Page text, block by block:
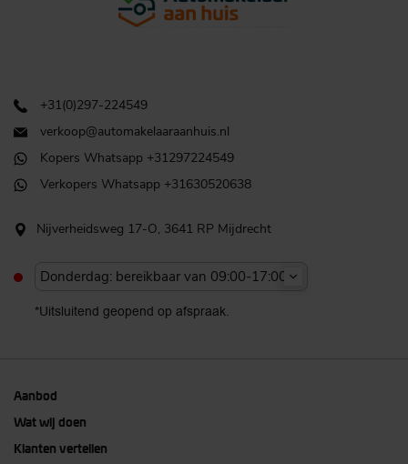
+31(0)297-224549
verkoop@automakelaaraanhuis.nl
Kopers Whatsapp +31297224549
Verkopers Whatsapp +31630520638
Nijverheidsweg 17-O, 3641 RP Mijdrecht
Donderdag: bereikbaar van 09:00-17:00u
*Uitsluitend geopend op afspraak.
Aanbod
Wat wij doen
Klanten vertellen